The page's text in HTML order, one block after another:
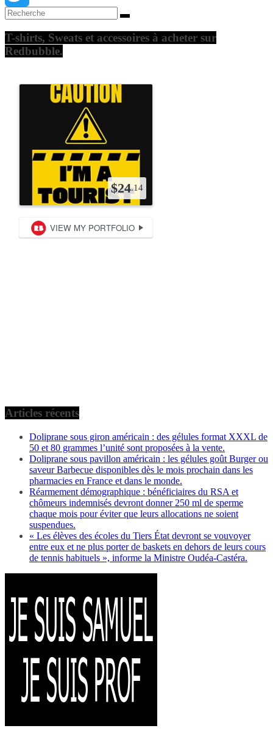
Twitter
T-shirts, Sweats et accessoires à acheter sur
Redbubble.
Articles récents
Doliprane sous giron américain : des gélules format XXXL de
50 et 80 grammes l’unité sont proposées à la vente.
Doliprane sous pavillon américain : les gélules goût Burger ou
saveur Barbecue disponibles dès le mois prochain dans les
pharmacies en France et dans le monde.
Réarmement démographique : bénéficiaires du RSA et
chômeurs indemnisés devront donner 250 ml de sperme
chaque mois pour éviter que leurs allocations ne soient
suspendues.
« Les élèves des écoles du Tiers État devront se vouvoyer
entre eux et ne plus porter de baskets en dehors de leurs cours
de tennis habituels », informe la Ministre Oudéa-Castéra.